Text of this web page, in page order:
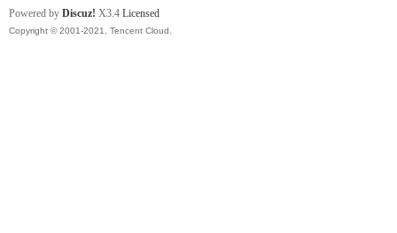
Powered by Discuz! X3.4 Licensed
Copyright © 2001-2021, Tencent Cloud.